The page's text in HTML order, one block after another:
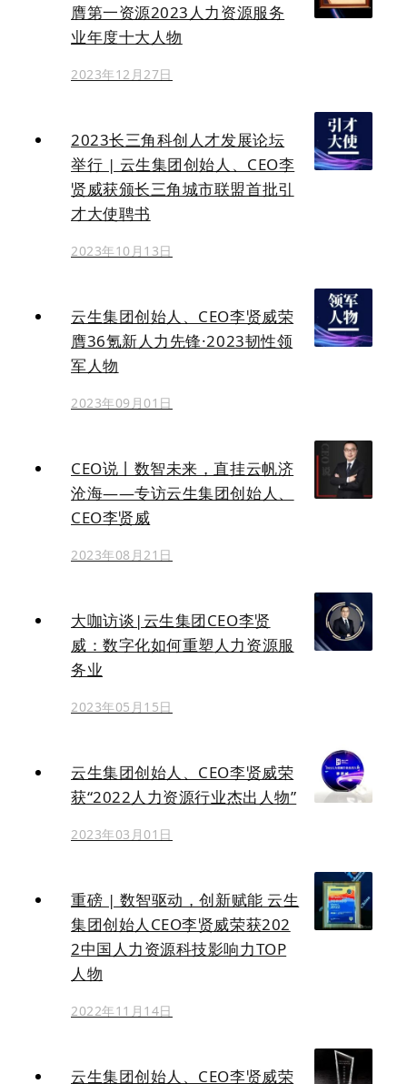
膺第一资源2023人力资源服务
业年度十大人物
2023年12月27日
2023长三角科创人才发展论坛
举行 | 云生集团创始人、CEO李
贤威获颁长三角城市联盟首批引
才大使聘书
2023年10月13日
云生集团创始人、CEO李贤威荣
膺36氪新人力先锋·2023韧性领
军人物
2023年09月01日
CEO说丨数智未来，直挂云帆济
沧海——专访云生集团创始人、
CEO李贤威
2023年08月21日
大咖访谈|云生集团CEO李贤
威：数字化如何重塑人力资源服
务业
2023年05月15日
云生集团创始人、CEO李贤威荣
获“2022人力资源行业杰出人物”
2023年03月01日
重磅 | 数智驱动，创新赋能 云生
集团创始人CEO李贤威荣获202
2中国人力资源科技影响力TOP
人物
2022年11月14日
云生集团创始人、CEO李贤威荣